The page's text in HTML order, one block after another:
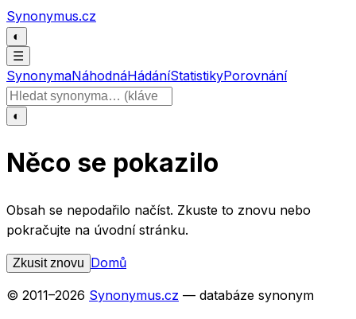
Přeskočit na obsah
Synonymus.cz
◐
☰
SynonymaNáhodnáHádáníStatistikyPorovnání
Hledat slovo
◐
Něco se pokazilo
Obsah se nepodařilo načíst. Zkuste to znovu nebo
pokračujte na úvodní stránku.
Zkusit znovu Domů
© 2011–2026 Synonymus.cz — databáze synonym